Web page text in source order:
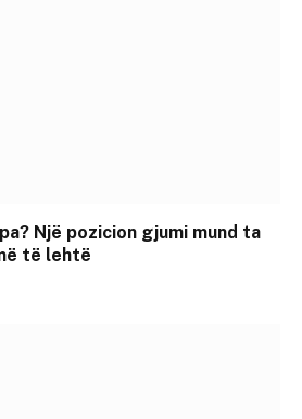
Një pozicion gjumi mund ta
të lehtë